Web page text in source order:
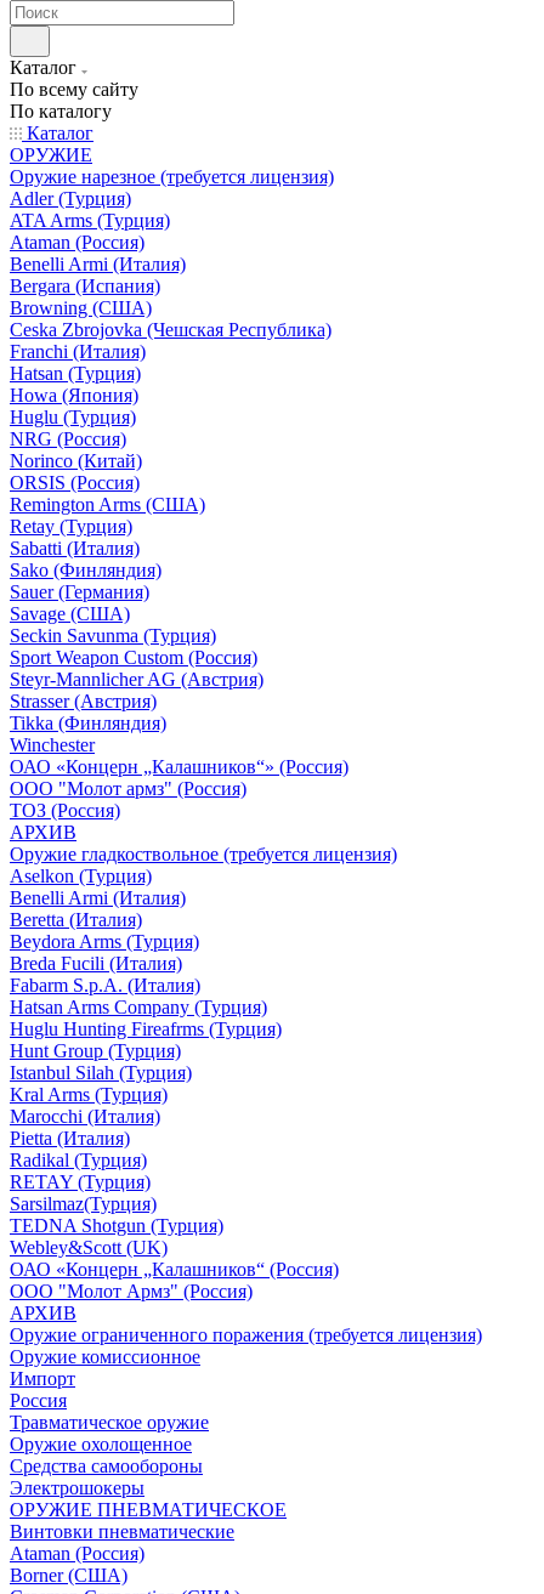
Каталог
По всему сайту
По каталогу
Каталог
ОРУЖИЕ
Оружие нарезное (требуется лицензия)
Adler (Турция)
ATA Arms (Турция)
Ataman (Россия)
Benelli Armi (Италия)
Bergara (Испания)
Browning (США)
Ceska Zbrojovka (Чешская Республика)
Franchi (Италия)
Hatsan (Турция)
Howa (Япония)
Huglu (Турция)
NRG (Россия)
Norinco (Китай)
ORSIS (Россия)
Remington Arms (США)
Retay (Турция)
Sabatti (Италия)
Sako (Финляндия)
Sauer (Германия)
Savage (США)
Seckin Savunma (Турция)
Sport Weapon Custom (Россия)
Steyr-Mannlicher AG (Австрия)
Strasser (Австрия)
Tikka (Финляндия)
Winchester
ОАО «Концерн „Калашников“» (Россия)
ООО "Молот армз" (Россия)
ТОЗ (Россия)
АРХИВ
Оружие гладкоствольное (требуется лицензия)
Aselkon (Турция)
Benelli Armi (Италия)
Beretta (Италия)
Beydora Arms (Турция)
Breda Fucili (Италия)
Fabarm S.p.A. (Италия)
Hatsan Arms Company (Турция)
Huglu Hunting Fireafrms (Турция)
Hunt Group (Турция)
Istanbul Silah (Турция)
Kral Arms (Турция)
Marocchi (Италия)
Pietta (Италия)
Radikal (Турция)
RETAY (Турция)
Sarsilmaz(Турция)
TEDNA Shotgun (Турция)
Webley&Scott (UK)
ОАО «Концерн „Калашников“ (Россия)
ООО "Молот Армз" (Россия)
АРХИВ
Оружие ограниченного поражения (требуется лицензия)
Оружие комиссионное
Импорт
Россия
Травматическое оружие
Оружие охолощенное
Средства самообороны
Электрошокеры
ОРУЖИЕ ПНЕВМАТИЧЕСКОЕ
Винтовки пневматические
Ataman (Россия)
Borner (США)